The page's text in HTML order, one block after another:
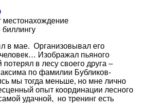
в мае. Организовывал его
Изображал пьяного
потерял в лесу своего друга –
по фамилии Бубликов-
мы тогда меньше, но мне лично
опыт координации лесного
удачной, но тренинг есть